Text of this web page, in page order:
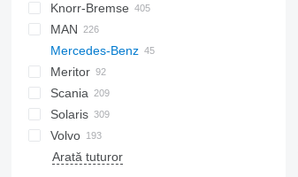
Futura
Axer
Citelis
Crossway
Daily
Domino
Evadys
Karosa
Magelys
Knorr-Bremse
MAN
A-series
Lion's series
Mercedes-Benz
Citaro
Integro
Intouro
O-series
O350
S-Class
Meritor
Cityliner
Jetliner
Skyliner
Tourliner
Scania
K-series
L-series
Solaris
Alpino
Urbino
T-series
Volvo
7700
Arată tuturor